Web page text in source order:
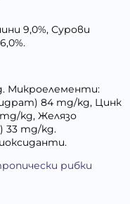
9,0%, Сурови
Микроелементи:
84 mg/kg, Цинк
kg, Желязо
33 mg/kg.
рибки